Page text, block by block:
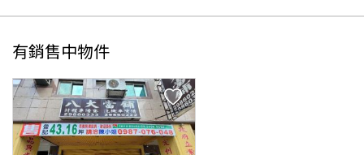
有銷售中物件